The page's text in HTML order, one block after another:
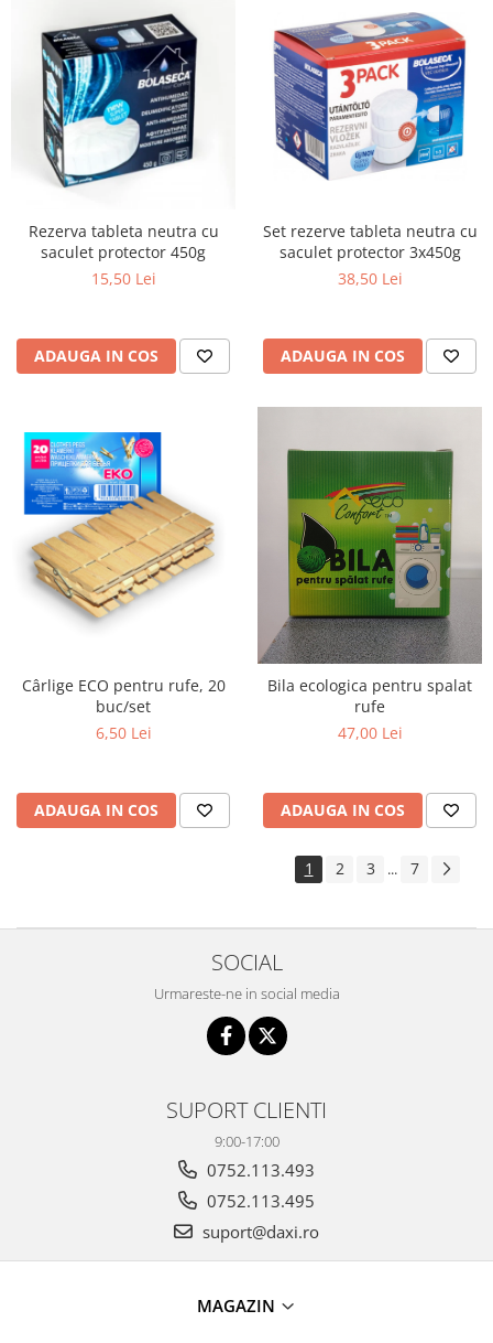
Rezerva tableta neutra cu
saculet protector 450g
15,50 Lei
ADAUGA IN COS
Set rezerve tableta neutra cu
saculet protector 3x450g
38,50 Lei
ADAUGA IN COS
Cârlige ECO pentru rufe, 20
buc/set
6,50 Lei
ADAUGA IN COS
Bila ecologica pentru spalat
rufe
47,00 Lei
ADAUGA IN COS
1 2 3 ... 7
SOCIAL
Urmareste-ne in social media
SUPORT CLIENTI
9:00-17:00
0752.113.493
0752.113.495
suport@daxi.ro
MAGAZIN